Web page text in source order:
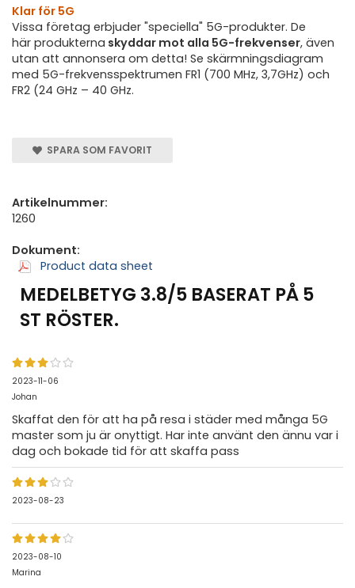
Klar för 5G
Vissa företag erbjuder "speciella" 5G-produkter. De
här produkterna skyddar mot alla 5G-frekvenser, även
utan att annonsera om detta! Se skärmningsdiagram
med 5G-frekvensspektrumen FR1 (700 MHz, 3,7GHz) och
FR2 (24 GHz – 40 GHz.
SPARA SOM FAVORIT
Artikelnummer:
1260
Dokument:
Product data sheet
MEDELBETYG 3.8/5 BASERAT PÅ5
ST RÖSTER.
2023-11-06
Johan
Skaffat den för att ha på resa i städer med många 5G
master som ju är onyttigt. Har inte använt den ännu var i
dag och bokade tid för att skaffa pass
2023-08-23
2023-08-10
Marina